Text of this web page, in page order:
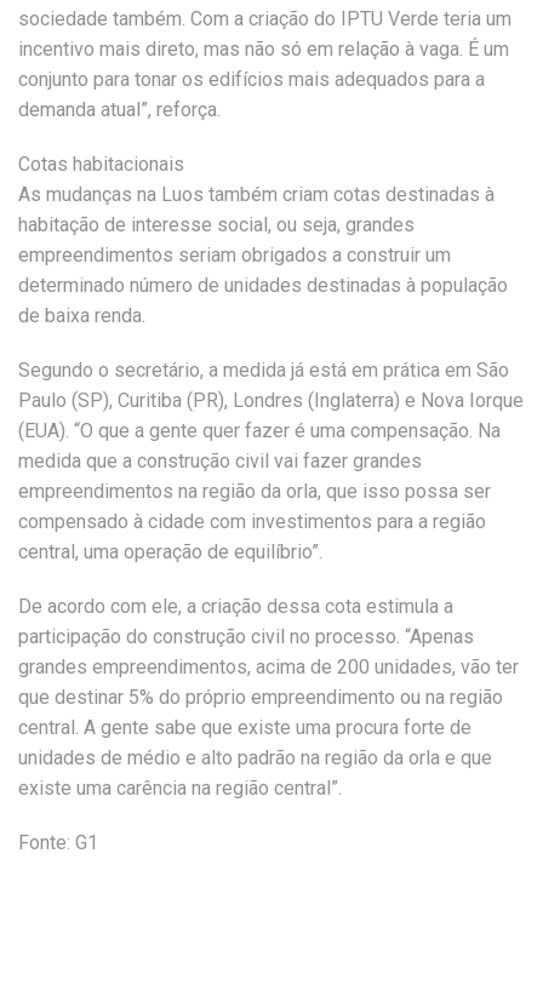
sociedade também. Com a criação do IPTU Verde teria um
incentivo mais direto, mas não só em relação à vaga. É um
conjunto para tonar os edifícios mais adequados para a
demanda atual”, reforça.
Cotas habitacionais
As mudanças na Luos também criam cotas destinadas à
habitação de interesse social, ou seja, grandes
empreendimentos seriam obrigados a construir um
determinado número de unidades destinadas à população
de baixa renda.
Segundo o secretário, a medida já está em prática em São
Paulo (SP), Curitiba (PR), Londres (Inglaterra) e Nova Iorque
(EUA). “O que a gente quer fazer é uma compensação. Na
medida que a construção civil vai fazer grandes
empreendimentos na região da orla, que isso possa ser
compensado à cidade com investimentos para a região
central, uma operação de equilíbrio”.
De acordo com ele, a criação dessa cota estimula a
participação do construção civil no processo. “Apenas
grandes empreendimentos, acima de 200 unidades, vão ter
que destinar 5% do próprio empreendimento ou na região
central. A gente sabe que existe uma procura forte de
unidades de médio e alto padrão na região da orla e que
existe uma carência na região central”.
Fonte: G1